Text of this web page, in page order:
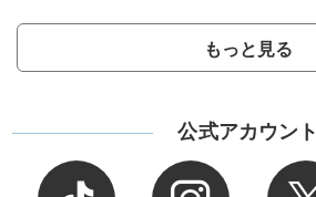
もっと見る
公式アカウント